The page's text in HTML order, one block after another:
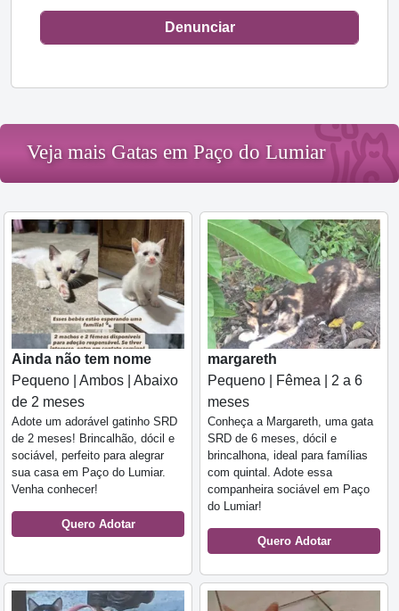
Denunciar
Veja mais Gatas em Paço do Lumiar
Ainda não tem nome
Pequeno | Ambos | Abaixo
de 2 meses
Adote um adorável gatinho SRD
de 2 meses! Brincalhão, dócil e
sociável, perfeito para alegrar
sua casa em Paço do Lumiar.
Venha conhecer!
Quero Adotar
margareth
Pequeno | Fêmea | 2 a 6
meses
Conheça a Margareth, uma gata
SRD de 6 meses, dócil e
brincalhona, ideal para famílias
com quintal. Adote essa
companheira sociável em Paço
do Lumiar!
Quero Adotar